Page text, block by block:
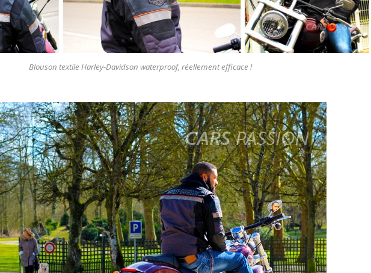
Blouson textile Harley-Davidson waterproof, réellement efficace !